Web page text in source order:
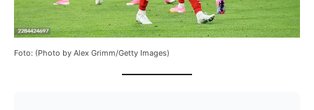
Foto: (Photo by Alex Grimm/Getty Images)